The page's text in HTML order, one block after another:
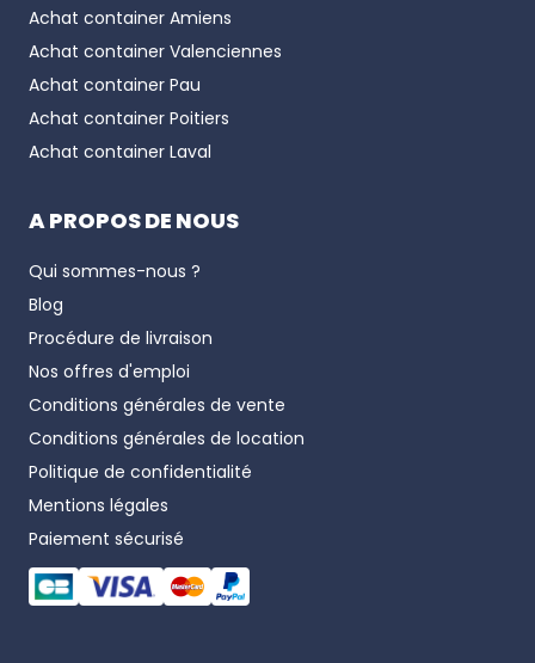
Achat container Amiens
Achat container Valenciennes
Achat container Pau
Achat container Poitiers
Achat container Laval
A PROPOS DE NOUS
Qui sommes-nous ?
Blog
Procédure de livraison
Nos offres d'emploi
Conditions générales de vente
Conditions générales de location
Politique de confidentialité
Mentions légales
Paiement sécurisé